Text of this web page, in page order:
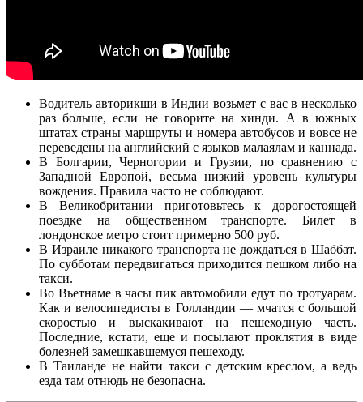
Водитель авторикши в Индии возьмет с вас в несколько
раз больше, если не говорите на хинди. А в южных
штатах страны маршруты и номера автобусов и вовсе не
переведены на английский с языков малаялам и каннада.
В Болгарии, Черногории и Грузии, по сравнению с
Западной Европой, весьма низкий уровень культуры
вождения. Правила часто не соблюдают.
В Великобритании приготовьтесь к дорогостоящей
поездке на общественном транспорте. Билет в
лондонское метро стоит примерно 500 руб.
В Израиле никакого транспорта не дождаться в Шаббат.
По субботам передвигаться приходится пешком либо на
такси.
Во Вьетнаме в часы пик автомобили едут по тротуарам.
Как и велосипедисты в Голландии — мчатся с большой
скоростью и выскакивают на пешеходную часть.
Последние, кстати, еще и посылают проклятия в виде
болезней замешкавшемуся пешеходу.
В Таиланде не найти такси с детским креслом, а ведь
езда там отнюдь не безопасна.